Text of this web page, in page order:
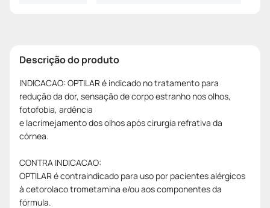
Descrição do produto
INDICACAO: OPTILAR é indicado no tratamento para
redução da dor, sensação de corpo estranho nos olhos,
fotofobia, ardência
e lacrimejamento dos olhos após cirurgia refrativa da
córnea.
CONTRA INDICACAO:
OPTILAR é contraindicado para uso por pacientes alérgicos
à cetorolaco trometamina e/ou aos componentes da
fórmula.